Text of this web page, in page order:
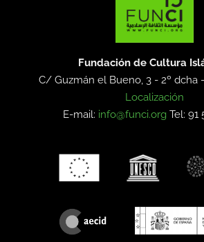
Fundación de Cultura
C/ Guzmán el Bueno, 3 - 2º dcha
Localización
E-mail: info@funci.org Tel: 91